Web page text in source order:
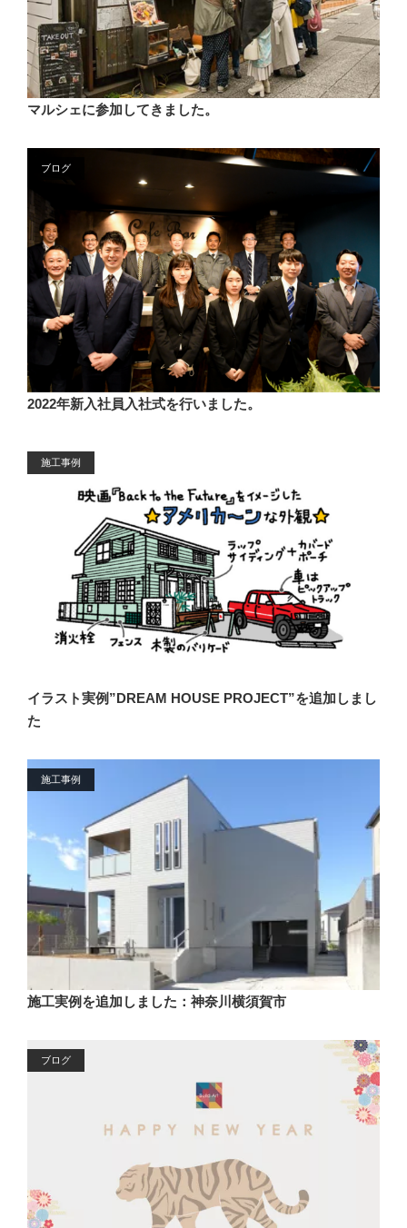
マルシェに参加してきました。
2022年新入社員入社式を行いました。
ブログ
イラスト実例”DREAM HOUSE PROJECT”を追加しまし
た
施工事例
施工実例を追加しました：神奈川横須賀市
施工事例
ブログ